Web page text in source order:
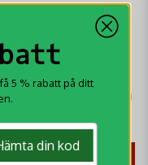
Vindskydd för
Vindskydd för medhörning
Alert XP, LiteCom,
III & ComTac XPI
129 kr
5 % rabatt på ditt
din kod